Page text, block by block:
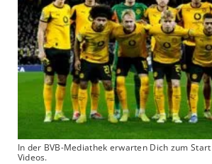
In der BVB-Mediathek erwarten Dich zum
Videos.